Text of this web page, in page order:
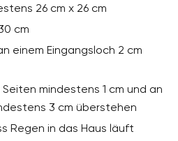
26 cm x 26 cm
cm
einem Eingangsloch 2 cm
mindestens 1 cm und an
3 cm überstehen
Regen in das Haus läuft